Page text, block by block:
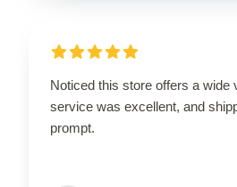
Noticed this store offers a wide
service was excellent, and
prompt.